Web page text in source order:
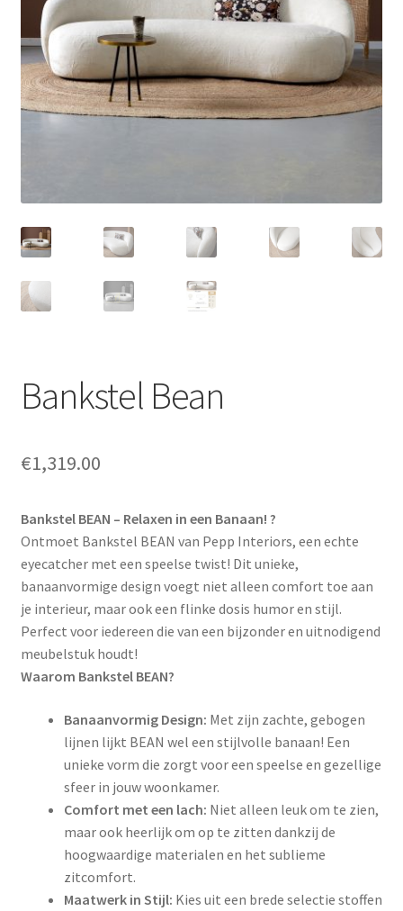
Sale
Bankstel Bean
€1,319.00
Bankstel BEAN – Relaxen in een Banaan! ?
Ontmoet Bankstel BEAN van Pepp Interiors, een echte
eyecatcher met een speelse twist! Dit unieke,
banaanvormige design voegt niet alleen comfort toe aan
je interieur, maar ook een flinke dosis humor en stijl.
Perfect voor iedereen die van een bijzonder en uitnodigend
meubelstuk houdt!
Waarom Bankstel BEAN?
Banaanvormig Design: Met zijn zachte, gebogen
lijnen lijkt BEAN wel een stijlvolle banaan! Een
unieke vorm die zorgt voor een speelse en gezellige
sfeer in jouw woonkamer.
Comfort met een lach: Niet alleen leuk om te zien,
maar ook heerlijk om op te zitten dankzij de
hoogwaardige materialen en het sublieme
zitcomfort.
Maatwerk in Stijl: Kies uit een brede selectie stoffen